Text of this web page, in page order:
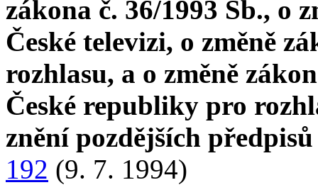
zákona č. 36/1993 Sb., o
České televizi, o změně
rozhlasu, a o změně
České republiky pro
znění pozdějších
192 (9. 7. 1994)